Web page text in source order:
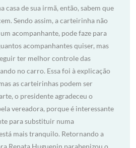
casa de sua irmã, então, sabem que
Sendo assim, a carteirinha não
acompanhante, pode faze para
acompanhantes quiser, mas
ter melhor controle das
no carro. Essa foi à explicação
as carteirinhas podem ser
o presidente agradeceu o
vereadora, porque é interessante
para substituir numa
mais tranquilo. Retornando a
Renata Huguenin parabenizou o